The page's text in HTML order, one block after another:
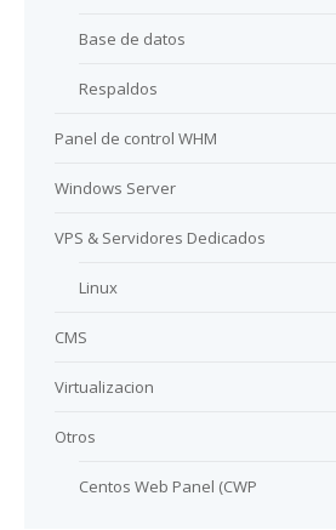
Base de datos
Respaldos
Panel de control WHM
Windows Server
VPS & Servidores Dedicados
Linux
CMS
Virtualizacion
Otros
Centos Web Panel (CWP